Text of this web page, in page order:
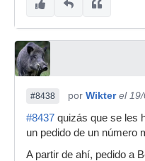
#8438 por Wikter el
#8437 quizás que se les
un pedido de un número
A partir de ahí, pedido a